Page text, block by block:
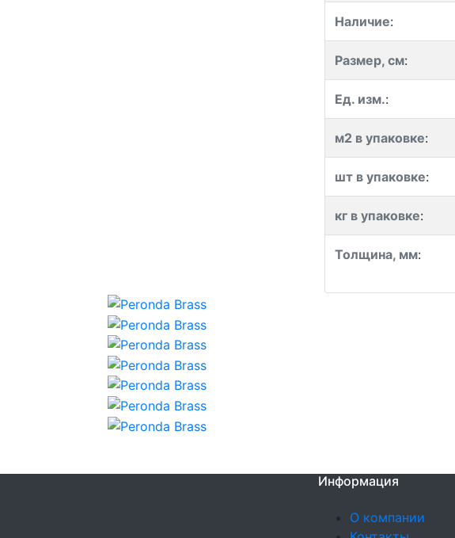
Наличие:
Размер, см:
Ед. изм.:
м2 в упаковке:
шт в упаковке:
кг в упаковке:
Толщина, мм:
Информация
О компании